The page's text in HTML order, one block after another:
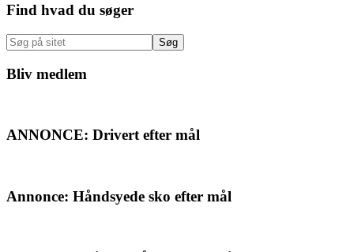
Primær
Sidebar
Find hvad du søger
Søg
på
sitet
Bliv medlem
ANNONCE: Drivert efter mål
Annonce: Håndsyede sko efter mål